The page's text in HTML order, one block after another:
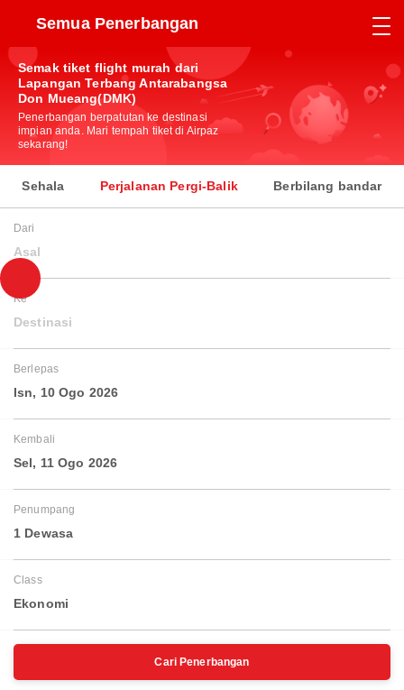
Semua Penerbangan
Semak tiket flight murah dari
Lapangan Terbang Antarabangsa
Don Mueang(DMK)
Penerbangan berpatutan ke destinasi
impian anda. Mari tempah tiket di Airpaz
sekarang!
Sehala Perjalanan Pergi-Balik Berbilang bandar
Dari
Asal
Ke
Destinasi
Berlepas
Isn, 10 Ogo 2026
Kembali
Sel, 11 Ogo 2026
Penumpang
1 Dewasa
Class
Ekonomi
Cari Penerbangan